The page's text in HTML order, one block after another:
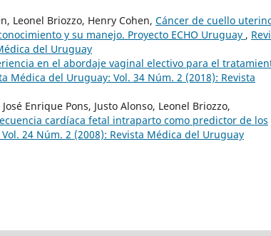
Leonel Briozzo, Henry Cohen, Cáncer de cuello
y su manejo. Proyecto ECHO Uruguay ,
del Uruguay
en el abordaje vaginal electivo para el
Médica del Uruguay: Vol. 34 Núm. 2 (2018): Revista
Enrique Pons, Justo Alonso, Leonel Briozzo,
cardíaca fetal intraparto como predictor de los
24 Núm. 2 (2008): Revista Médica del Uruguay